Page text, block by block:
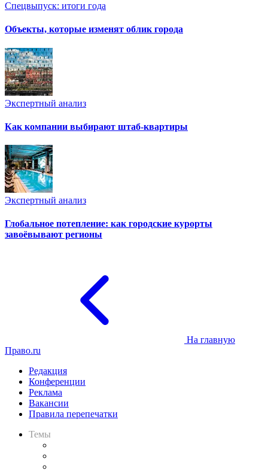
Спецвыпуск: итоги года
Объекты, которые изменят облик города
Экспертный анализ
Как компании выбирают штаб-квартиры
Экспертный анализ
Глобальное потепление: как городские курорты
завоёвывают регионы
На главную
Право.ru
Редакция
Конференции
Реклама
Вакансии
Правила перепечатки
Темы